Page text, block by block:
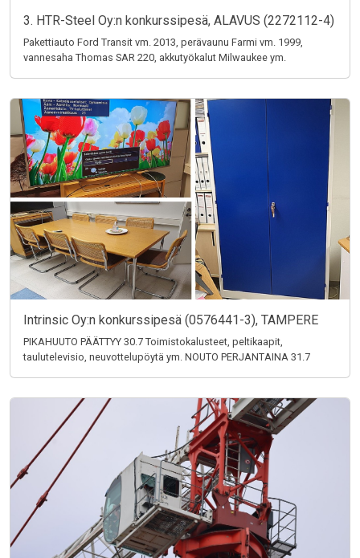
3. HTR-Steel Oy:n konkurssipesä, ALAVUS (2272112-4)
Pakettiauto Ford Transit vm. 2013, perävaunu Farmi vm. 1999,
vannesaha Thomas SAR 220, akkutyökalut Milwaukee ym.
Intrinsic Oy:n konkurssipesä (0576441-3), TAMPERE
PIKAHUUTO PÄÄTTYY 30.7 Toimistokalusteet, peltikaapit,
taulutelevisio, neuvottelupöytä ym. NOUTO PERJANTAINA 31.7